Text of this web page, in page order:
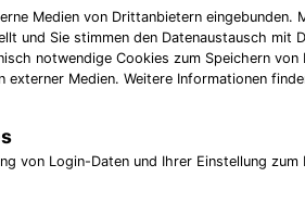
Medien von Drittanbietern eingebunden.
und Sie stimmen den Datenaustausch mit
notwendige Cookies zum Speichern von
externer Medien. Weitere Informationen
von Login-Daten und Ihrer Einstellung zum